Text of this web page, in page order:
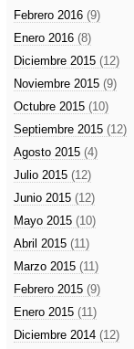
Febrero 2016 (9)
Enero 2016 (8)
Diciembre 2015 (12)
Noviembre 2015 (9)
Octubre 2015 (10)
Septiembre 2015 (12)
Agosto 2015 (4)
Julio 2015 (12)
Junio 2015 (12)
Mayo 2015 (10)
Abril 2015 (11)
Marzo 2015 (11)
Febrero 2015 (9)
Enero 2015 (11)
Diciembre 2014 (12)